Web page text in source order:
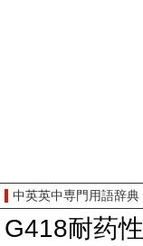
中英英中専門用語辞典
G418耐药性